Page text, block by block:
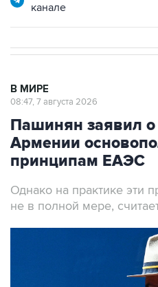
канале
В МИРЕ
08:47, 7 августа 2026
Пашинян заявил
Армении
принципам ЕАЭС
Однако на практике эти
не в полной мере,